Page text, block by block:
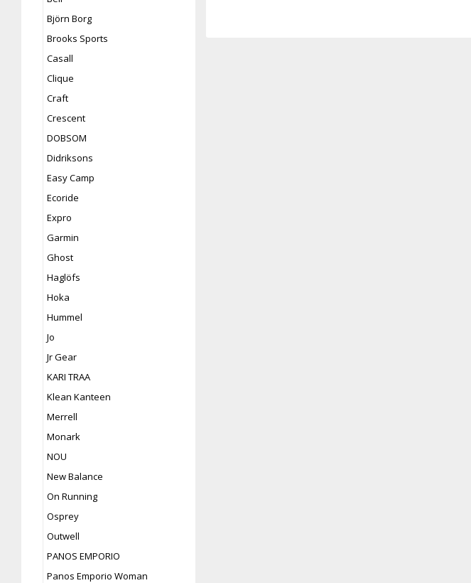
Björn Borg
Brooks Sports
Casall
Clique
Craft
Crescent
DOBSOM
Didriksons
Easy Camp
Ecoride
Expro
Garmin
Ghost
Haglöfs
Hoka
Hummel
Jo
Jr Gear
KARI TRAA
Klean Kanteen
Merrell
Monark
NOU
New Balance
On Running
Osprey
Outwell
PANOS EMPORIO
Panos Emporio Woman